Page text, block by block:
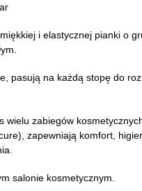
i elastycznej pianki o
pasują na każdą stopę do
wielu zabiegów
zapewniają komfort,
salonie kosmetycznym.